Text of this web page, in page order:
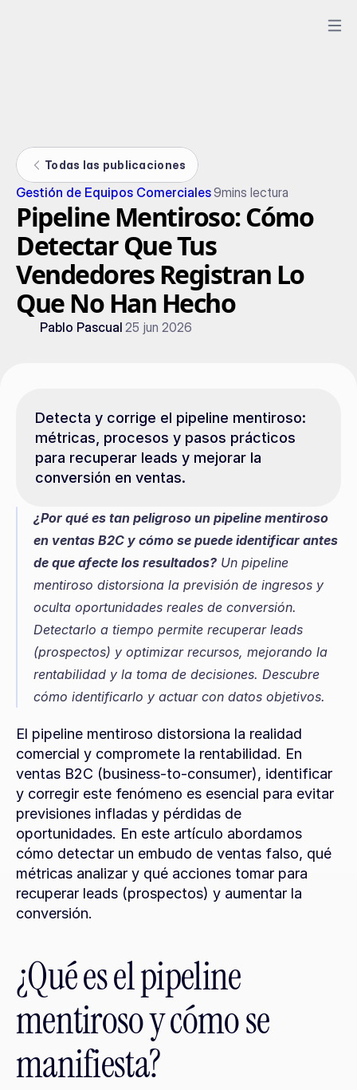
Todas las publicaciones
Gestión de Equipos Comerciales9mins lectura
Pipeline Mentiroso: Cómo
Detectar Que Tus
Vendedores Registran Lo
Que No Han Hecho
Pablo Pascual 25 jun 2026
Detecta y corrige el pipeline mentiroso:
métricas, procesos y pasos prácticos
para recuperar leads y mejorar la
conversión en ventas.
¿Por qué es tan peligroso un pipeline mentiroso
en ventas B2C y cómo se puede identificar antes
de que afecte los resultados? Un pipeline
mentiroso distorsiona la previsión de ingresos y
oculta oportunidades reales de conversión.
Detectarlo a tiempo permite recuperar leads
(prospectos) y optimizar recursos, mejorando la
rentabilidad y la toma de decisiones. Descubre
cómo identificarlo y actuar con datos objetivos.
El pipeline mentiroso distorsiona la realidad
comercial y compromete la rentabilidad. En
ventas B2C (business-to-consumer), identificar
y corregir este fenómeno es esencial para evitar
previsiones infladas y pérdidas de
oportunidades. En este artículo abordamos
cómo detectar un embudo de ventas falso, qué
métricas analizar y qué acciones tomar para
recuperar leads (prospectos) y aumentar la
conversión.
¿Qué es el pipeline
mentiroso y cómo se
manifiesta?